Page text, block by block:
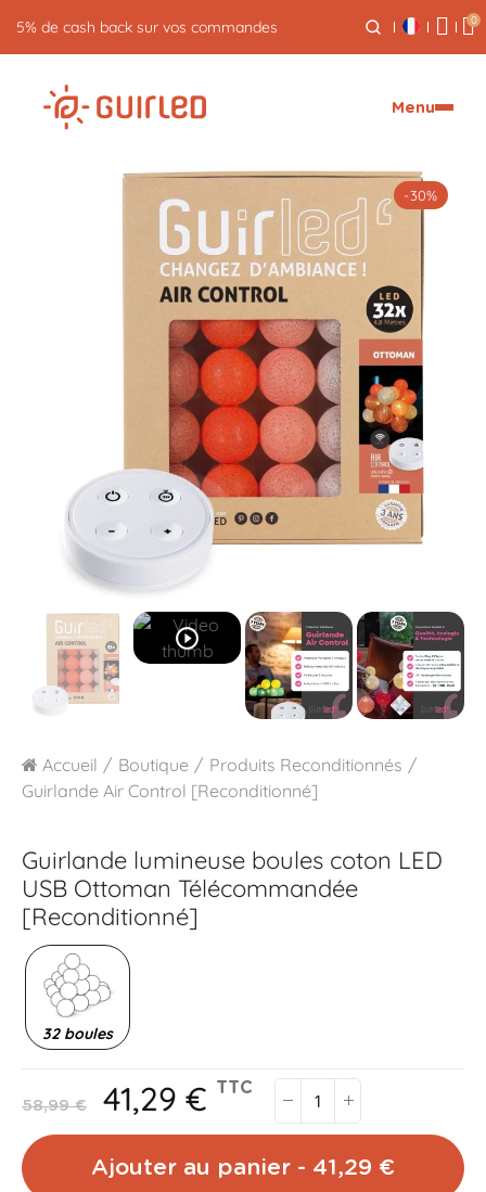
5% de cash back sur vos commandes 0
Menu
-30%
play_circle_outline
Accueil Boutique
Produits Reconditionnés
Guirlande Air Control [Reconditionné]
Guirlande lumineuse boules coton LED
USB Ottoman Télécommandée
[Reconditionné]
32 boules
58,99 € 41,29 € TTC
Ajouter au panier - 41,29 €